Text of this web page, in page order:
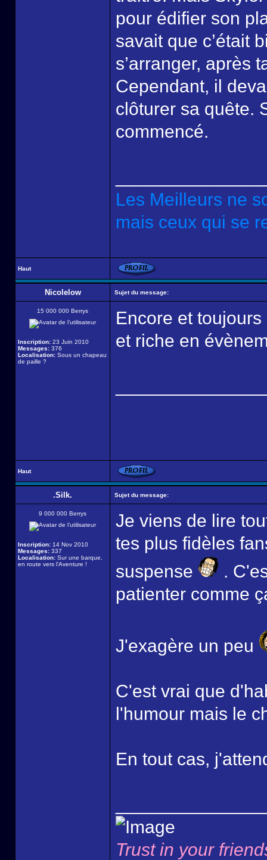
pour édifier son
savait que c’était
s’arranger, après
Cependant, il
clôturer sa quête.
commencé.
Les Meilleurs ne
mais ceux qui se
Haut
Nicolelow Sujet du message:
15 000 000 Berrys
Inscription: 23 Juin 2010
Messages: 376
Localisation: Sous un chapeau
de paille ?
Encore et
et riche en
Haut
.Silk. Sujet du message:
9 000 000 Berrys
Inscription: 14 Nov 2010
Messages: 337
Localisation: Sur une barque,
en route vers l'Aventure !
Je viens de lire
tes plus fidèles
suspense
.
patienter comme
J'exagère un peu
C'est vrai que
l'humour mais le
En tout cas,
Trust in your